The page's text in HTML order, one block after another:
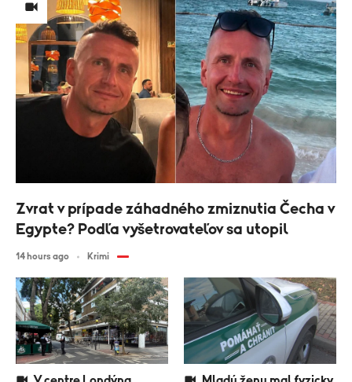
Zvrat v prípade záhadného zmiznutia Čecha v
Egypte? Podľa vyšetrovateľov sa utopil
14 hours ago Krimi